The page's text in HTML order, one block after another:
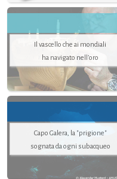
Il vascello che ai mondiali
ha navigato nell’oro
Capo Galera, la "prigione"
sognata da ogni subacqueo